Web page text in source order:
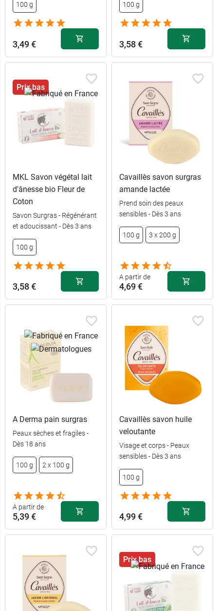
100 g
3,49 €
100 g
3,58 €
Prix bas
MKL Savon végétal lait
d'ânesse bio Fleur de
Coton
Savon Surgras - Régénérant
et adoucissant - Dès 3 ans
100 g
3,58 €
Cavaillès savon surgras
amande lactée
Prend soin des peaux
sensibles - Dès 3 ans
100 g 3 x 200 g
A partir de
4,69 €
100 g
3 x 200 g 12,99 €
A Derma pain surgras
Peaux sèches et fragiles -
Dès 18 ans
100 g 2 x 100 g
A partir de
5,39 €
Cavaillès savon huile
veloutante
Visage et corps - Peaux
sensibles - Dès 3 ans
100 g
4,99 €
Prix bas